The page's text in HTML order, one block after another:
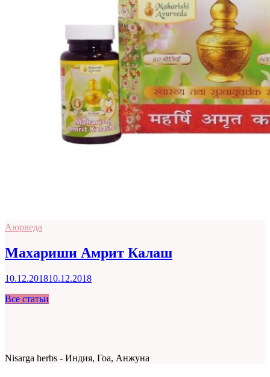
Аюрведа
Махариши Амрит Калаш
10.12.201810.12.2018
Все статьи
Nisarga herbs - Индия, Гоа, Анжуна